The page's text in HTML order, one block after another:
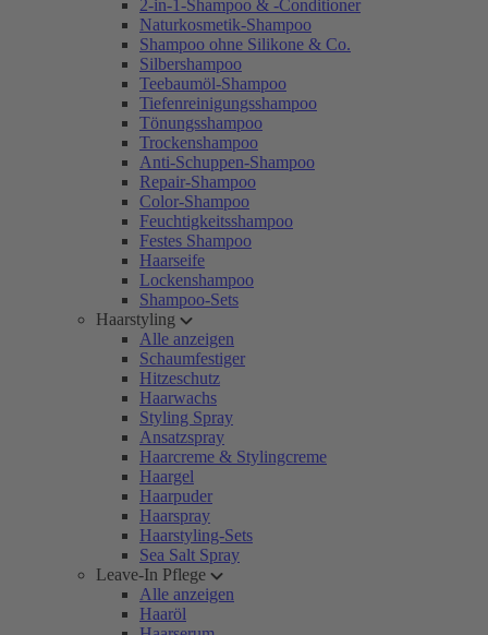
2-in-1-Shampoo & -Conditioner
Naturkosmetik-Shampoo
Shampoo ohne Silikone & Co.
Silbershampoo
Teebaumöl-Shampoo
Tiefenreinigungsshampoo
Tönungsshampoo
Trockenshampoo
Anti-Schuppen-Shampoo
Repair-Shampoo
Color-Shampoo
Feuchtigkeitsshampoo
Festes Shampoo
Haarseife
Lockenshampoo
Shampoo-Sets
Haarstyling
Alle anzeigen
Schaumfestiger
Hitzeschutz
Haarwachs
Styling Spray
Ansatzspray
Haarcreme & Stylingcreme
Haargel
Haarpuder
Haarspray
Haarstyling-Sets
Sea Salt Spray
Leave-In Pflege
Alle anzeigen
Haaröl